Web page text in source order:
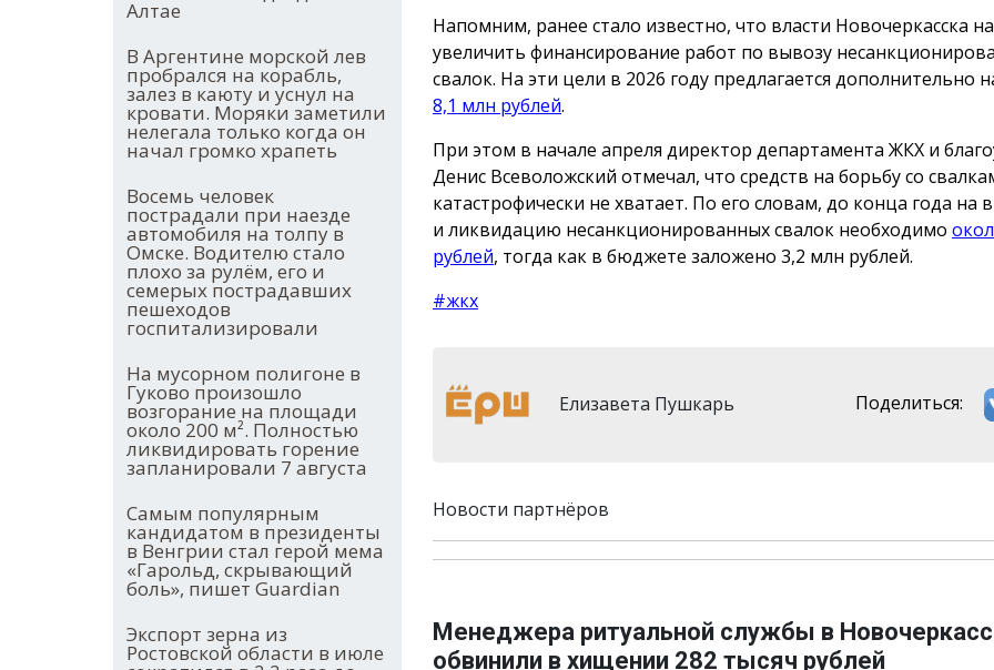
Алтае
В Аргентине морской лев
пробрался на корабль,
залез в каюту и уснул на
кровати. Моряки заметили
нелегала только когда он
начал громко храпеть
Восемь человек
пострадали при наезде
автомобиля на толпу в
Омске. Водителю стало
плохо за рулём, его и
семерых пострадавших
пешеходов
госпитализировали
На мусорном полигоне в
Гуково произошло
возгорание на площади
около 200 м². Полностью
ликвидировать горение
запланировали 7 августа
Самым популярным
кандидатом в президенты
в Венгрии стал герой мема
«Гарольд, скрывающий
боль», пишет Guardian
Экспорт зерна из
Ростовской области в июле
Напомним, ранее стало известно, что власти Новочеркасска
увеличить финансирование работ по вывозу
свалок. На эти цели в 2026 году предлагается дополнительно
8,1 млн рублей.
При этом в начале апреля директор департамента ЖКХ и
Денис Всеволожский отмечал, что средств на борьбу со
катастрофически не хватает. По его словам, до конца года на
и ликвидацию несанкционированных свалок необходимо
рублей, тогда как в бюджете заложено 3,2 млн рублей.
#жкх
Елизавета Пушкарь Поделиться:
Новости партнёров
Менеджера ритуальной службы в
обвинили в хищении 282 тысяч рублей